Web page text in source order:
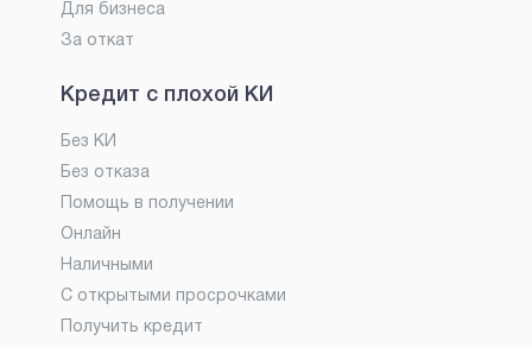
Для бизнеса
За откат
Кредит с плохой КИ
Без КИ
Без отказа
Помощь в получении
Онлайн
Наличными
С открытыми просрочками
Получить кредит